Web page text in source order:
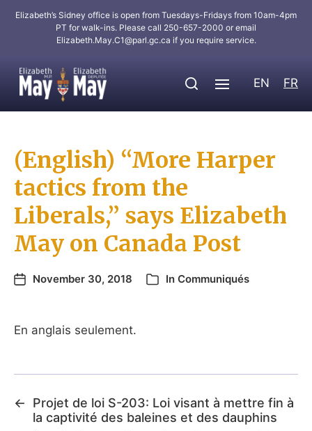
Elizabeth’s Sidney office is open from Tuesdays-Fridays from 10am-4pm
PT for walk-ins. Please call 250-657-2000 or email
Elizabeth.May.C1@parl.gc.ca if you require service.
EN FR
(English) “More Harper
tactics from the
Liberals,” says Elizabeth
May on Canada Post
November 30, 2018 In Communiqués
En anglais seulement.
←
Projet de loi S-203: Loi visant à mettre fin à
la captivité des baleines et des dauphins